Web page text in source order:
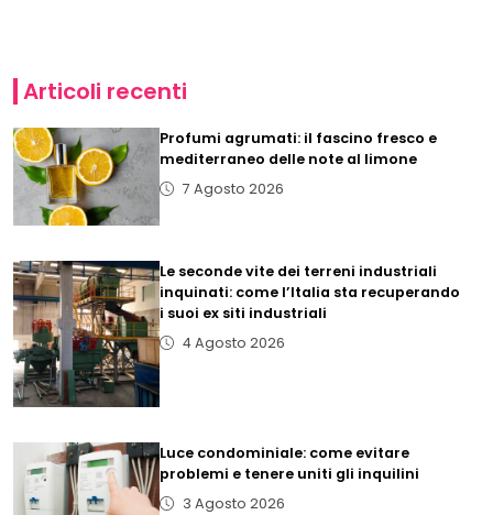
Articoli recenti
Profumi agrumati: il fascino fresco e
mediterraneo delle note al limone
7 Agosto 2026
Le seconde vite dei terreni industriali
inquinati: come l’Italia sta recuperando
i suoi ex siti industriali
4 Agosto 2026
Luce condominiale: come evitare
problemi e tenere uniti gli inquilini
3 Agosto 2026